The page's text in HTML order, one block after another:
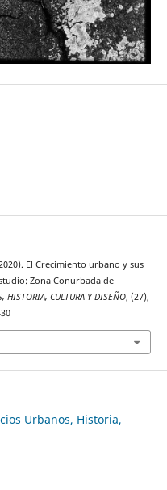
El Crecimiento urbano y sus
Zona Conurbada de
HISTORIA, CULTURA Y DISEÑO, (27),
Urbanos, Historia,